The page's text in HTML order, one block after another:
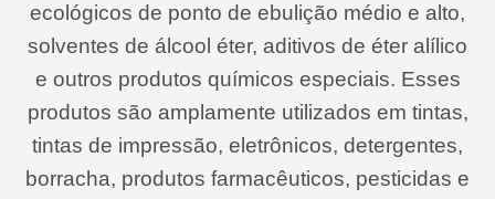
ecológicos de ponto de ebulição médio e alto,
solventes de álcool éter, aditivos de éter alílico
e outros produtos químicos especiais. Esses
produtos são amplamente utilizados em tintas,
tintas de impressão, eletrônicos, detergentes,
borracha, produtos farmacêuticos, pesticidas e